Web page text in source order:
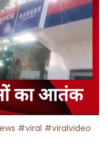
#viral #viralvideo